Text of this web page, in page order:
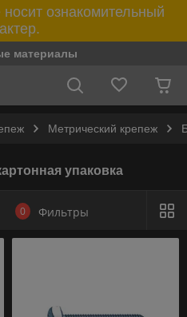
ознакомительный
материалы
Метрический крепеж
упаковка
0 Фильтры